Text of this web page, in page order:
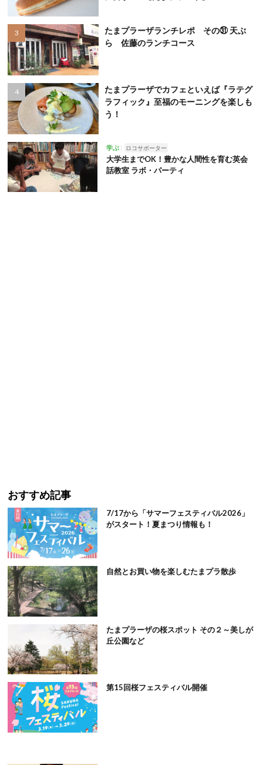
たまプラーザランチレポ その㉛ 天ぷ
ら 佐藤のランチコース
たまプラーザでカフェといえば『ラテグ
ラフィック』至福のモーニングを楽しも
う！
学ぶ ロコサポーター
大学生までOK！豊かな人間性を育む英会
話教室 ラボ・パーティ
おすすめ記事
7/17から「サマーフェスティバル2026」
がスタート！夏まつり情報も！
自然とお買い物を楽しむたまプラ散歩
たまプラーザの桜スポット その２～美しが
丘公園など
第15回桜フェスティバル開催